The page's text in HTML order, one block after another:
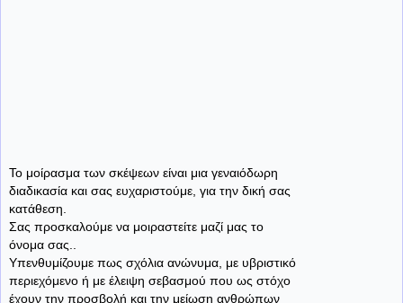
Το μοίρασμα των σκέψεων είναι μια γεναιόδωρη
διαδικασία και σας ευχαριστούμε, για την δική σας
κατάθεση.
Σας προσκαλούμε να μοιραστείτε μαζί μας το
όνομα σας..
Υπενθυμίζουμε πως σχόλια ανώνυμα, με υβριστικό
περιεχόμενο ή με έλειψη σεβασμού που ως στόχο
έχουν την προσβολή και την μείωση ανθρώπων